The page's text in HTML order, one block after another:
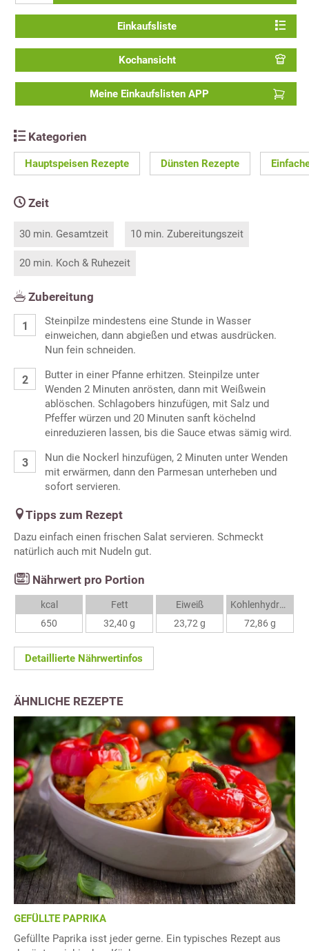
Einkaufsliste
Kochansicht
Meine Einkaufslisten APP
Kategorien
Hauptspeisen Rezepte Dünsten Rezepte
Zeit
30 min. Gesamtzeit 10 min. Zubereitungszeit
20 min. Koch & Ruhezeit
Zubereitung
Steinpilze mindestens eine Stunde in Wasser
einweichen, dann abgießen und etwas ausdrücken.
Nun fein schneiden.
Butter in einer Pfanne erhitzen. Steinpilze unter
Wenden 2 Minuten anrösten, dann mit Weißwein
ablöschen. Schlagobers hinzufügen, mit Salz und
Pfeffer würzen und 20 Minuten sanft köchelnd
einreduzieren lassen, bis die Sauce etwas sämig wird.
Nun die Nockerl hinzufügen, 2 Minuten unter Wenden
mit erwärmen, dann den Parmesan unterheben und
sofort servieren.
Tipps zum Rezept
Dazu einfach einen frischen Salat servieren. Schmeckt
natürlich auch mit Nudeln gut.
Nährwert pro Portion
kcal
650
Fett
32,40 g
Eiweiß
23,72 g
Kohlenhydrate
72,86 g
Detaillierte Nährwertinfos
ÄHNLICHE REZEPTE
GEFÜLLTE PAPRIKA
Gefüllte Paprika isst jeder gerne. Ein typisches Rezept aus